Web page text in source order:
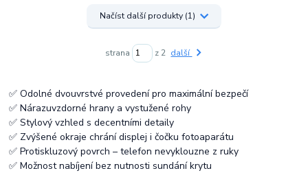
Načíst další produkty (1)
strana z 2 další
✅ Odolné dvouvrstvé provedení pro maximální bezpečí
✅ Nárazuvzdorné hrany a vystužené rohy
✅ Stylový vzhled s decentními detaily
✅ Zvýšené okraje chrání displej i čočku fotoaparátu
✅ Protiskluzový povrch – telefon nevyklouzne z ruky
✅ Možnost nabíjení bez nutnosti sundání krytu